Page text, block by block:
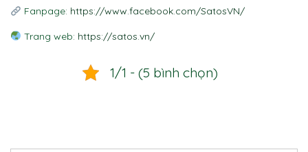
Fanpage: https://www.facebook.com/SatosVN/
Trang web: https://satos.vn/
1/1 - (5 bình chọn)